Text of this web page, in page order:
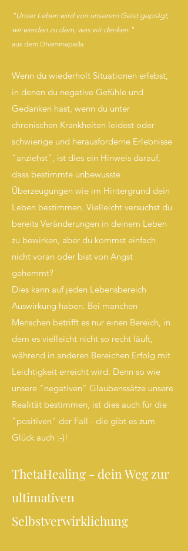
"Unser Leben wird von unserem Geist geprägt;
wir werden zu dem, was wir denken."
aus dem Dhammapada
Wenn du wiederholt Situationen erlebst,
in denen du negative Gefühle und
Gedanken hast, wenn du unter
chronischen Krankheiten leidest oder
schwierige und herausforderne Erlebnisse
"anziehst", ist dies ein Hinweis darauf,
dass bestimmte unbewusste
Überzeugungen wie im Hintergrund dein
Leben bestimmen. Vielleicht versuchst du
bereits Veränderungen in deinem Leben
zu bewirken, aber du kommst einfach
nicht voran oder bist von Angst
gehemmt?
Dies kann auf jeden Lebensbereich
Auswirkung haben. Bei manchen
Menschen betrifft es nur einen Bereich, in
dem es vielleicht nicht so recht läuft,
während in anderen Bereichen Erfolg mit
Leichtigkeit erreicht wird. Denn so wie
unsere "negativen" Glaubenssätze unsere
Realität bestimmen, ist dies auch für die
"positiven" der Fall - die gibt es zum
Glück auch :-)!
ThetaHealing - dein Weg zur
ultimativen
Selbstverwirklichung